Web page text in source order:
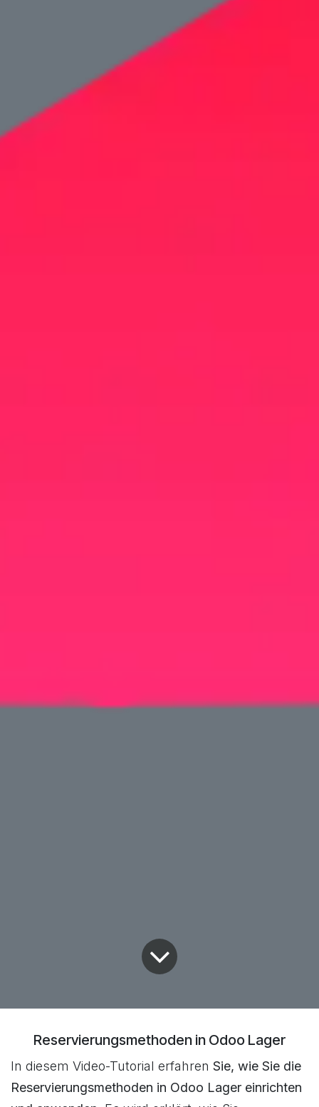
Reservierungsmethoden in Odoo Lager
In diesem Video-Tutorial erfahren Sie, wie Sie die
Reservierungsmethoden in Odoo Lager einrichten